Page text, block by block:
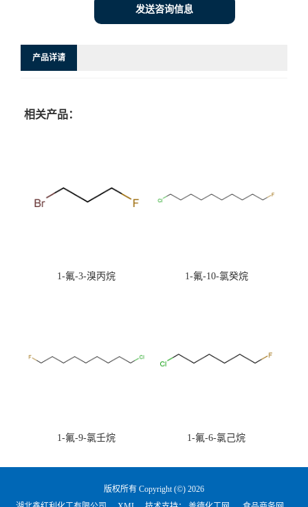
发送咨询信息
产品详请
相关产品：
1-氟-3-溴丙烷 1-氟-10-氯癸烷
1-氟-9-氯壬烷 1-氟-6-氯己烷
版权所有 Copyright (©) 2026